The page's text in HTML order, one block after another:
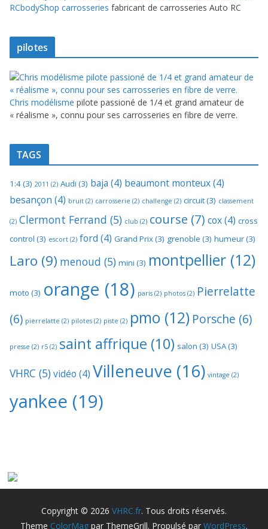
RCbodyShop carrosseries fabricant de carrosseries Auto RC
pilotes
Chris modélisme pilote passioné de 1/4 et grand amateur de
« réalisme », connu pour ses carrosseries en fibre de verre.
TAGS
1:4(3) 2011 (2) Audi (3) baja (4) beaumont monteux(4)
besançon (4) bruit (2) carrosserie (2) challenge (2) circuit(3) classement
(2) Clermont Ferrand (5) club (2) course (7) cox(4) cross
control (3) escort (2) ford (4) Grand Prix(3) grenoble (3) humeur(3)
Laro (9) menoud (5) mini (3) montpellier (12)
moto (3) orange (18) paris (2) photos (2) Pierrelatte
(6) pierrelatte (2) pilotes (2) piste (2) pmo (12) Porsche (6)
presse (2) r5 (2) saint affrique (10) salon (3) USA(3)
VHRC (5)vidéo (4) Villeneuve (16) vintage (2)
yankee (19)
Copyright © 2026 VHRC.fr. Tous droits réservés.
Theme ColorMag par ThemeGrill. Propulsé par WordPress.